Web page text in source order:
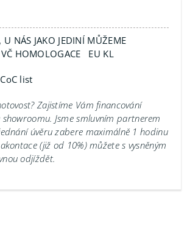
U NÁS JAKO JEDINÍ MŮŽEME
HOMOLOGACE EU KL
list
Zajistíme Vám financování
Jsme smluvním partnerem
úvěru zabere maximálně 1 hodinu
(již od 10%) můžete s vysněným
odjíždět.